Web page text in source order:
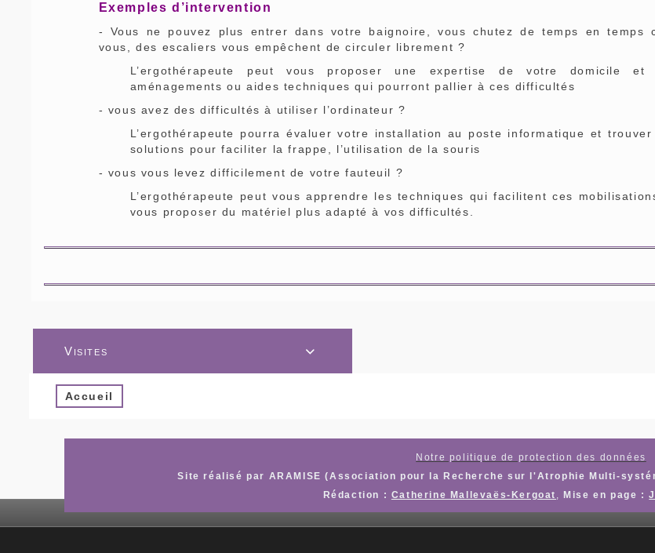
Exemples d’intervention
- Vous ne pouvez plus entrer dans votre baignoire, vous chutez de temps en temps
vous, des escaliers vous empêchent de circuler librement ?
L’ergothérapeute peut vous proposer une expertise de votre domicile et
aménagements ou aides techniques qui pourront pallier à ces difficultés
- vous avez des difficultés à utiliser l’ordinateur ?
L’ergothérapeute pourra évaluer votre installation au poste informatique et trouver
solutions pour faciliter la frappe, l’utilisation de la souris
- vous vous levez difficilement de votre fauteuil ?
L’ergothérapeute peut vous apprendre les techniques qui facilitent ces
vous proposer du matériel plus adapté à vos difficultés.

Visites
Accueil
Notre politique de protection des données
Site réalisé par ARAMISE (Association pour la Recherche sur l'Atrophie Multi-
Rédaction : Catherine Mallevaës-Kergoat , Mise en page :